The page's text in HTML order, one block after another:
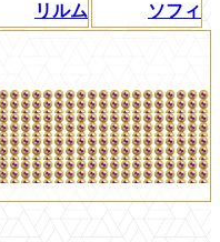
リルム ソフィ